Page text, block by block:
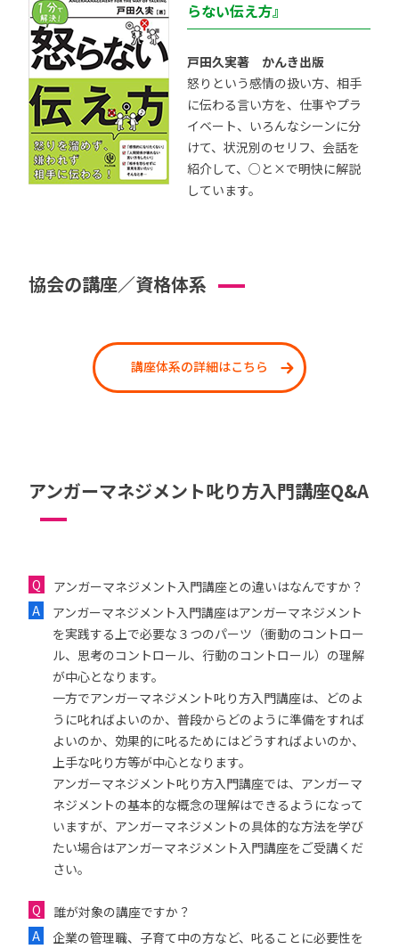
らない伝え方』
戸田久実著 かんき出版
怒りという感情の扱い方、相手
に伝わる言い方を、仕事やプラ
イベート、いろんなシーンに分
けて、状況別のセリフ、会話を
紹介して、○と×で明快に解説
しています。
協会の講座／資格体系
講座体系の詳細はこちら
アンガーマネジメント叱り方入門講座Q&A
アンガーマネジメント入門講座との違いはなんですか？
アンガーマネジメント入門講座はアンガーマネジメント
を実践する上で必要な３つのパーツ（衝動のコントロー
ル、思考のコントロール、行動のコントロール）の理解
が中心となります。
一方でアンガーマネジメント叱り方入門講座は、どのよ
うに叱ればよいのか、普段からどのように準備をすれば
よいのか、効果的に叱るためにはどうすればよいのか、
上手な叱り方等が中心となります。
アンガーマネジメント叱り方入門講座では、アンガーマ
ネジメントの基本的な概念の理解はできるようになって
いますが、アンガーマネジメントの具体的な方法を学び
たい場合はアンガーマネジメント入門講座をご受講くだ
さい。
誰が対象の講座ですか？
企業の管理職、子育て中の方など、叱ることに必要性を